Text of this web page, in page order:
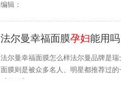
编辑：
法尔曼幸福面膜孕妇能用
法尔曼幸福面膜怎么样法尔曼品牌是
面膜则是被众多名人、明星都推荐过的